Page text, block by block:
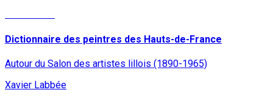
Dictionnaire des peintres des Hauts-de-France
Autour du Salon des artistes lillois (1890-1965)
Xavier Labbée